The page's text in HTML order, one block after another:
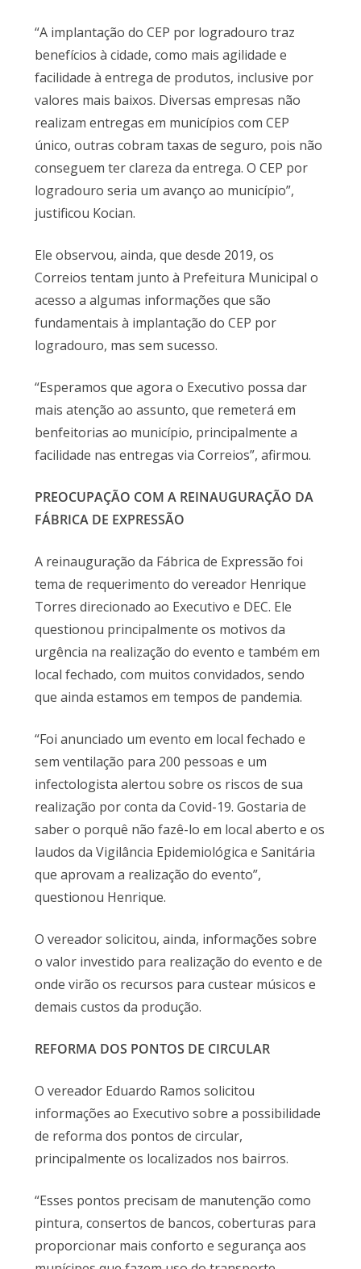
“A implantação do CEP por logradouro traz
benefícios à cidade, como mais agilidade e
facilidade à entrega de produtos, inclusive por
valores mais baixos. Diversas empresas não
realizam entregas em municípios com CEP
único, outras cobram taxas de seguro, pois não
conseguem ter clareza da entrega. O CEP por
logradouro seria um avanço ao município”,
justificou Kocian.
Ele observou, ainda, que desde 2019, os
Correios tentam junto à Prefeitura Municipal o
acesso a algumas informações que são
fundamentais à implantação do CEP por
logradouro, mas sem sucesso.
“Esperamos que agora o Executivo possa dar
mais atenção ao assunto, que remeterá em
benfeitorias ao município, principalmente a
facilidade nas entregas via Correios”, afirmou.
PREOCUPAÇÃO COM A REINAUGURAÇÃO DA
FÁBRICA DE EXPRESSÃO
A reinauguração da Fábrica de Expressão foi
tema de requerimento do vereador Henrique
Torres direcionado ao Executivo e DEC. Ele
questionou principalmente os motivos da
urgência na realização do evento e também em
local fechado, com muitos convidados, sendo
que ainda estamos em tempos de pandemia.
“Foi anunciado um evento em local fechado e
sem ventilação para 200 pessoas e um
infectologista alertou sobre os riscos de sua
realização por conta da Covid-19. Gostaria de
saber o porquê não fazê-lo em local aberto e os
laudos da Vigilância Epidemiológica e Sanitária
que aprovam a realização do evento”,
questionou Henrique.
O vereador solicitou, ainda, informações sobre
o valor investido para realização do evento e de
onde virão os recursos para custear músicos e
demais custos da produção.
REFORMA DOS PONTOS DE CIRCULAR
O vereador Eduardo Ramos solicitou
informações ao Executivo sobre a possibilidade
de reforma dos pontos de circular,
principalmente os localizados nos bairros.
“Esses pontos precisam de manutenção como
pintura, consertos de bancos, coberturas para
proporcionar mais conforto e segurança aos